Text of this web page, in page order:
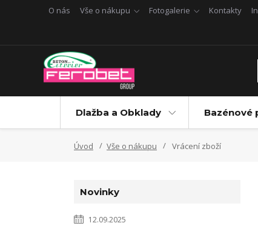
O nás Vše o nákupu Fotogalerie Kontakty
Dlažba a Obklady Bazénové
Úvod Vše o nákupu Vrácení zboží
Novinky
12.09.2025